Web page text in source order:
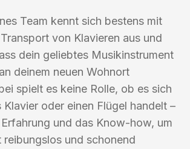
Team kennt sich bestens mit
von Klavieren aus und
dein geliebtes Musikinstrument
deinem neuen Wohnort
spielt es keine Rolle, ob es sich
Klavier oder einen Flügel handelt –
und das Know-how, um
reibungslos und schonend